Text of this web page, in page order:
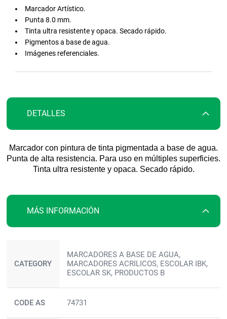
comienzo
galería
Marcador Artístico.
Punta 8.0 mm.
Tinta ultra resistente y opaca. Secado rápido.
Pigmentos a base de agua.
Imágenes referenciales.
DETALLES
Marcador con pintura de tinta pigmentada a base de agua.
Punta de alta resistencia. Para uso en múltiples superficies.
Tinta ultra resistente y opaca. Secado rápido.
MÁS INFORMACIÓN
CATEGORY
MARCADORES A BASE DE AGUA,
MARCADORES ACRILICOS, ESCOLAR IBK,
ESCOLAR SK, PRODUCTOS B
CODE AS 74731